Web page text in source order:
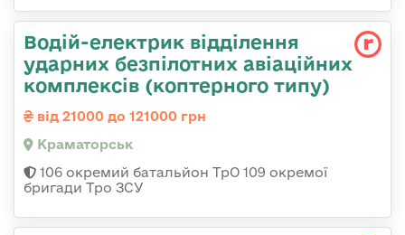
Водій-електрик відділення
ударних безпілотних авіаційних
комплексів (коптерного типу)
від 21000 до 121000 грн
Краматорськ
106 окремий батальйон ТрО 109 окремої
бригади Тро ЗСУ